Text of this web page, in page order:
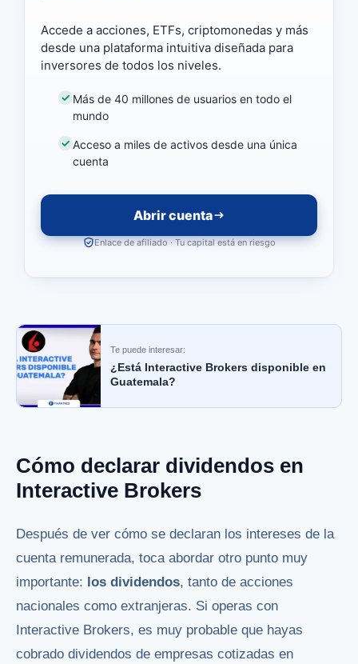
Accede a acciones, ETFs, criptomonedas y más
desde una plataforma intuitiva diseñada para
inversores de todos los niveles.
Más de 40 millones de usuarios en todo el
mundo
Acceso a miles de activos desde una única
cuenta
Abrir cuenta
Enlace de afiliado · Tu capital está en riesgo
Te puede interesar:
¿Está Interactive Brokers disponible en
Guatemala?
Cómo declarar dividendos en
Interactive Brokers
Después de ver cómo se declaran los intereses de la
cuenta remunerada, toca abordar otro punto muy
importante: los dividendos, tanto de acciones
nacionales como extranjeras. Si operas con
Interactive Brokers, es muy probable que hayas
cobrado dividendos de empresas cotizadas en